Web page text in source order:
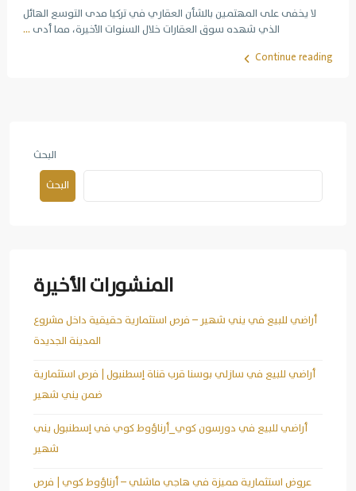
لا يخفى على المهتمين بالشأن العقاري في تركيا مدى التوسع الهائل
الذي شهده سوق العقارات خلال السنوات الأخيرة، مما أدى...
Continue reading
البحث
البحث
المنشورات الأخيرة
أراضي للبيع في يني شهير – فرص استثمارية حقيقية داخل مشروع
المدينة الجديدة
أراضي للبيع في سازلي بوسنا قرب قناة إسطنبول | فرص استثمارية
ضمن يني شهير
أراضي للبيع في دورسون كوي_أرناؤوط كوي في إسطنبول يني
شهير
عروض استثمارية مميزة في هاجي ماشلي – أرناؤوط كوي | فرص